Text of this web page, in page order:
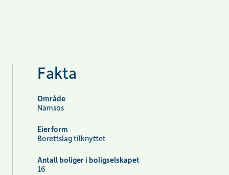
Fakta
Område
Namsos
Eierform
Borettslag tilknyttet
Antall boliger i boligselskapet
16